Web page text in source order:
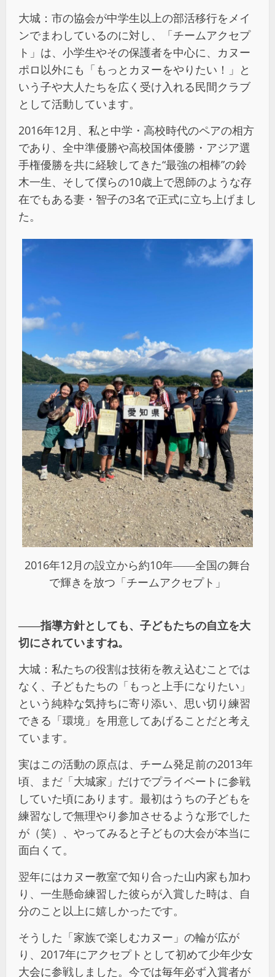
大城：市の協会が中学生以上の部活移行をメイ
ンでまわしているのに対し、「チームアクセプ
ト」は、小学生やその保護者を中心に、カヌー
ポロ以外にも「もっとカヌーをやりたい！」と
いう子や大人たちを広く受け入れる民間クラブ
として活動しています。
2016年12月、私と中学・高校時代のペアの相方
であり、全中準優勝や高校国体優勝・アジア選
手権優勝を共に経験してきた“最強の相棒”の鈴
木一生、そして僕らの10歳上で恩師のような存
在でもある妻・智子の3名で正式に立ち上げまし
た。
2016年12月の設立から約10年――全国の舞台
で輝きを放つ「チームアクセプト」
――指導方針としても、子どもたちの自立を大
切にされていますね。
大城：私たちの役割は技術を教え込むことでは
なく、子どもたちの「もっと上手になりたい」
という純粋な気持ちに寄り添い、思い切り練習
できる「環境」を用意してあげることだと考え
ています。
実はこの活動の原点は、チーム発足前の2013年
頃、まだ「大城家」だけでプライベートに参戦
していた頃にあります。最初はうちの子どもを
練習なしで無理やり参加させるような形でした
が（笑）、やってみると子どもの大会が本当に
面白くて。
翌年にはカヌー教室で知り合った山内家も加わ
り、一生懸命練習した彼らが入賞した時は、自
分のこと以上に嬉しかったです。
そうした「家族で楽しむカヌー」の輪が広が
り、2017年にアクセプトとして初めて少年少女
大会に参戦しました。今では毎年必ず入賞者が